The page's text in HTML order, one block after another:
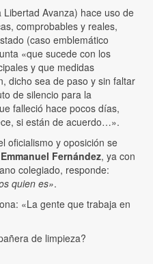
Libertad Avanza) hace uso de
comprobables y reales,
(caso emblemático
«que sucede con los
y que medidas
dicho sea de paso y sin faltar
de silencio para la
falleció hace pocos días,
si están de acuerdo…».
oficialismo y oposición se
Emmanuel Fernández, ya con
colegiado, responde:
quien es».
«La gente que trabaja en
de limpieza?